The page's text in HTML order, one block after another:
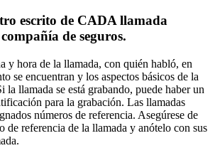
escrito de CADA llamada
de seguros.
y hora de la llamada, con quién habló, en
se encuentran y los aspectos básicos de la
la llamada se está grabando, puede haber un
para la grabación. Las llamadas
números de referencia. Asegúrese de
de referencia de la llamada y anótelo con sus